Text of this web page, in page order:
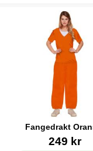
Fangedrakt
Varenummer 40569
249 kr
Merk